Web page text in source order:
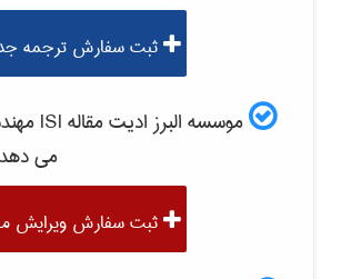
ثبت سفارش ترجمه
موسسه البرز ادیت مقاله ISI
می
ثبت سفارش ویرایش